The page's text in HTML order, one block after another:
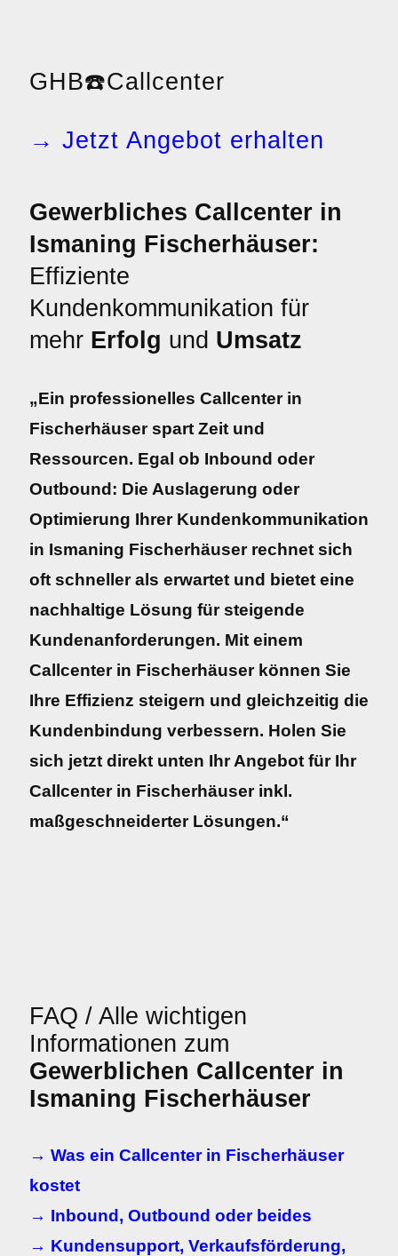
GHB☎️Callcenter
→ Jetzt Angebot erhalten
Gewerbliches Callcenter in
Ismaning Fischerhäuser:
Effiziente
Kundenkommunikation für
mehr Erfolg und Umsatz
„Ein professionelles Callcenter in
Fischerhäuser spart Zeit und
Ressourcen. Egal ob Inbound oder
Outbound: Die Auslagerung oder
Optimierung Ihrer Kundenkommunikation
in Ismaning Fischerhäuser rechnet sich
oft schneller als erwartet und bietet eine
nachhaltige Lösung für steigende
Kundenanforderungen. Mit einem
Callcenter in Fischerhäuser können Sie
Ihre Effizienz steigern und gleichzeitig die
Kundenbindung verbessern. Holen Sie
sich jetzt direkt unten Ihr Angebot für Ihr
Callcenter in Fischerhäuser inkl.
maßgeschneiderter Lösungen.“
FAQ / Alle wichtigen
Informationen zum
Gewerblichen Callcenter in
Ismaning Fischerhäuser
→ Was ein Callcenter in Fischerhäuser
kostet
→ Inbound, Outbound oder beides
→ Kundensupport, Verkaufsförderung,